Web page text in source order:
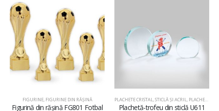
FIGURINE, FIGURINE DIN RĂŞINĂ
Figurină din rășină FG801 Fotbal
PLACHETE CRISTAL, STICLĂ ŞI ACRIL, PLACHETE DIN STICLĂ
Plachetă-trofeu din sticlă U611